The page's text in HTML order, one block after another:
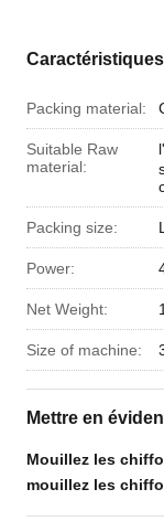
Caractéristiques
Packing material:
Suitable Raw
material:
Packing size:
Power:
Net Weight:
Size of machine:
Mettre en
Mouillez les
mouillez les